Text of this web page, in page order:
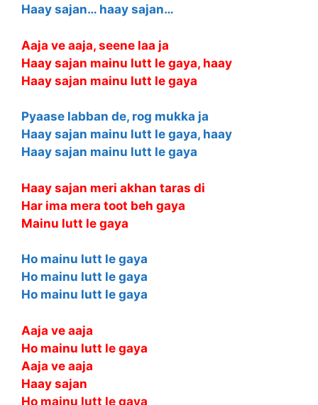
Haay sajan… haay sajan…
Aaja ve aaja, seene laa ja
Haay sajan mainu lutt le gaya, haay
Haay sajan mainu lutt le gaya
Pyaase labban de, rog mukka ja
Haay sajan mainu lutt le gaya, haay
Haay sajan mainu lutt le gaya
Haay sajan meri akhan taras di
Har ima mera toot beh gaya
Mainu lutt le gaya
Ho mainu lutt le gaya
Ho mainu lutt le gaya
Ho mainu lutt le gaya
Aaja ve aaja
Ho mainu lutt le gaya
Aaja ve aaja
Haay sajan
Ho mainu lutt le gaya